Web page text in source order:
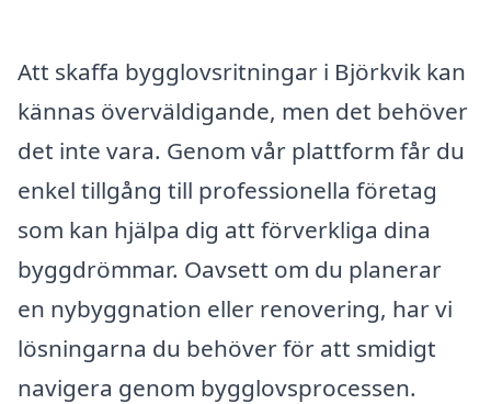
Att skaffa bygglovsritningar i Björkvik kan
kännas överväldigande, men det behöver
det inte vara. Genom vår plattform får du
enkel tillgång till professionella företag
som kan hjälpa dig att förverkliga dina
byggdrömmar. Oavsett om du planerar
en nybyggnation eller renovering, har vi
lösningarna du behöver för att smidigt
navigera genom bygglovsprocessen.